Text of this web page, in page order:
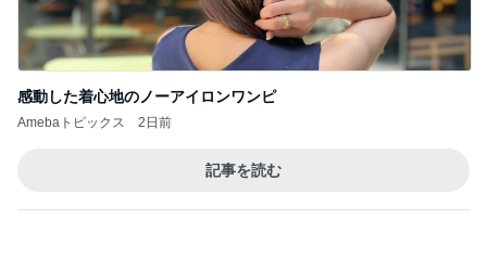
Amebaトピックス 2日前
記事を読む